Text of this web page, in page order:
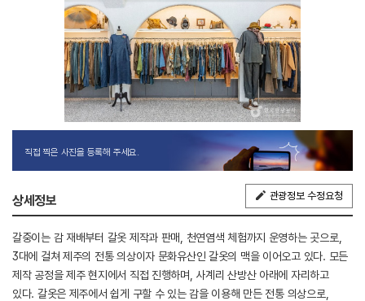
직접 찍은 사진을 등록해 주세요.
상세정보 관광정보 수정요청
갈중이는 감 재배부터 갈옷 제작과 판매, 천연염색 체험까지 운영하는 곳으로,
3대에 걸쳐 제주의 전통 의상이자 문화유산인 갈옷의 맥을 이어오고 있다. 모든
제작 공정을 제주 현지에서 직접 진행하며, 사계리 산방산 아래에 자리하고
있다. 갈옷은 제주에서 쉽게 구할 수 있는 감을 이용해 만든 전통 의상으로,